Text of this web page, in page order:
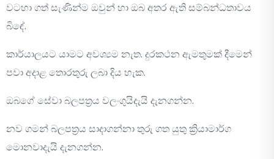
වටහා ගත් සැණින්ම ඔවුන් හා ඔබ අතර ඇති සම්බන්ධතාවය
බිඳේ.
කාර්යාලයට යාමට අවශ්‍යම නැත. දුරකථන ඇමතුමක් දීමෙන්
පවා අදාළ තොරතුරු ලබා දිය හැක.
ඔබගේ සේවා බලපත්‍රය වලංගුයිදැයි දැනගන්න.
නව ගමන් බලපත්‍රය සාදාගන්නා තුරු ගත යුතු ක්‍රියාමාර්ග
මොනවාදැයි දැනගන්න.